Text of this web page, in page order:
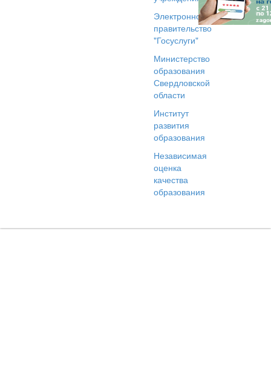
Электронное
правительство
"Госуслуги"
Министерство
образования
Свердловской
области
Институт
развития
образования
Независимая
оценка
качества
образования